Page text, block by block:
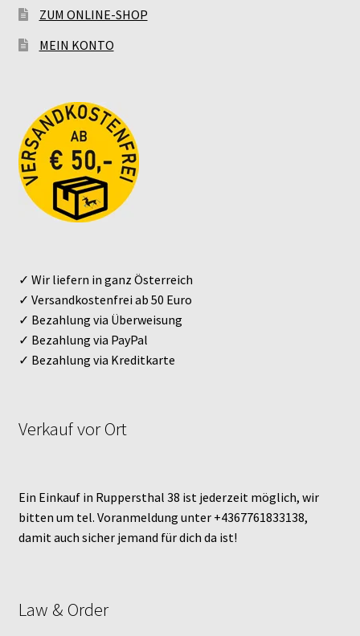
ZUM ONLINE-SHOP
MEIN KONTO
✓ Wir liefern in ganz Österreich
✓ Versandkostenfrei ab 50 Euro
✓ Bezahlung via Überweisung
✓ Bezahlung via PayPal
✓ Bezahlung via Kreditkarte
Verkauf vor Ort
Ein Einkauf in Ruppersthal 38 ist jederzeit möglich, wir
bitten um tel. Voranmeldung unter +4367761833138,
damit auch sicher jemand für dich da ist!
Law & Order